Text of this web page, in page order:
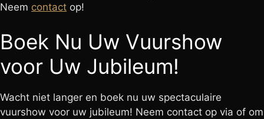
Neem contact op!
Boek Nu Uw Vuurshow
voor Uw Jubileum!
Wacht niet langer en boek nu uw spectaculaire
vuurshow voor uw jubileum! Neem contact op via of om